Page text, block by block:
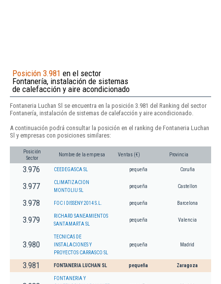
Posición 3.981 en el sector
Fontanería, instalación de sistemas
de calefacción y aire acondicionado
Fontaneria Luchan Sl se encuentra en la posición 3.981 del Ranking del sector
Fontanería, instalación de sistemas de calefacción y aire acondicionado.
A continuación podrá consultar la posición en el ranking de Fontaneria Luchan
Sl y empresas con posiciones similares:
Posición
Sector
Nombre de la empresa Ventas (€) Provincia
3.976 CEEDEGASCA SL pequeña Coruña
3.977
CLIMATIZACION
MONTOLIU SL
pequeña Castellon
3.978 FOC I DISSENY 2014 S.L. pequeña Barcelona
3.979
RICHARD SANEAMIENTOS
SANTAMARTA SL
pequeña Valencia
3.980
TECNICAS DE
INSTALACIONES Y
PROYECTOS CARRASCO SL
pequeña Madrid
3.981 FONTANERIA LUCHAN SL pequeña Zaragoza
FONTANERIA Y